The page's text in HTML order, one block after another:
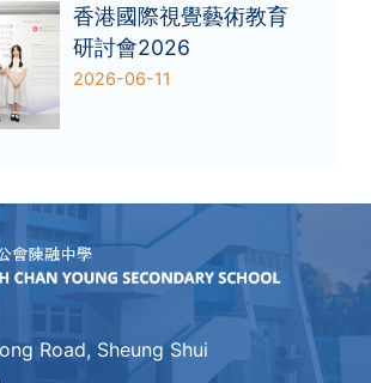
香港國際視覺藝術教育
研討會2026
2026-06-11
Road, Sheung Shui